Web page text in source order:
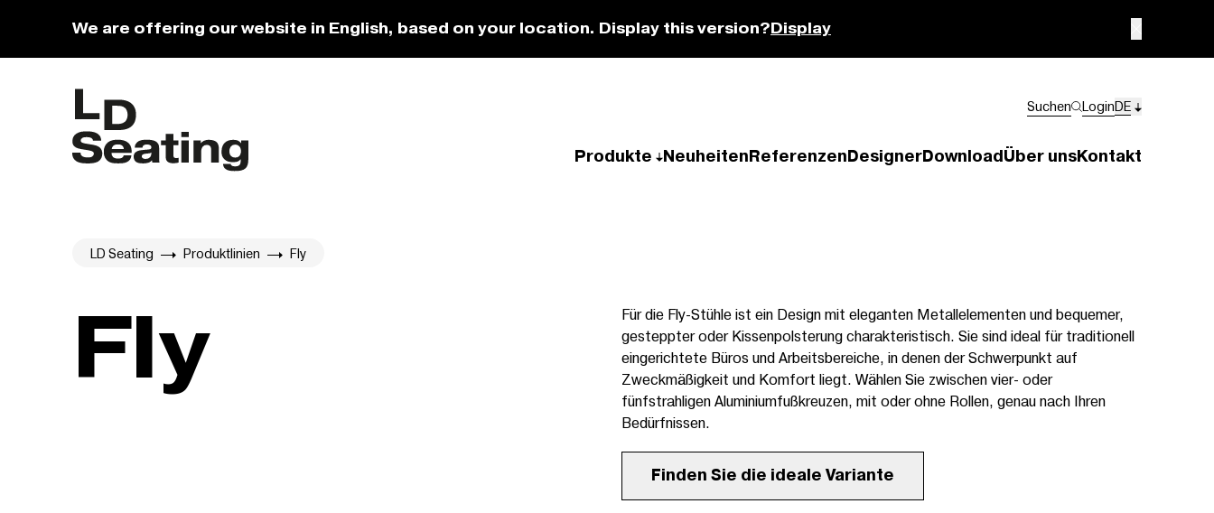
We are offering our website in English, based on your location. Display this version?Display
Suchen LoginDE
Produkte NeuheitenReferenzenDesignerDownloadÜber unsKontakt
LD Seating Produktlinien Fly
Fly
Für die Fly-Stühle ist ein Design mit eleganten Metallelementen und bequemer,
gesteppter oder Kissenpolsterung charakteristisch. Sie sind ideal für traditionell
eingerichtete Büros und Arbeitsbereiche, in denen der Schwerpunkt auf
Zweckmäßigkeit und Komfort liegt. Wählen Sie zwischen vier- oder
fünfstrahligen Aluminiumfußkreuzen, mit oder ohne Rollen, genau nach Ihren
Bedürfnissen.
Finden Sie die ideale Variante